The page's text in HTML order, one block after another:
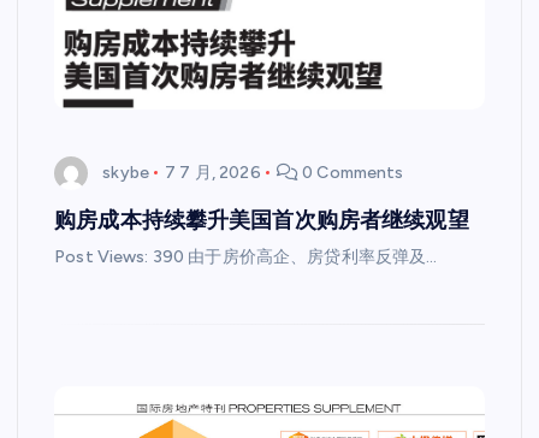
skybe 7 7 月, 2026 0 Comments
购房成本持续攀升美国首次购房者继续观望
Post Views: 390 由于房价高企、房贷利率反弹及…